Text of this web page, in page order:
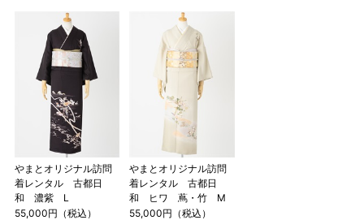
やまとオリジナル訪問
着レンタル 古都日
和 濃紫 L
55,000円（税込）
やまとオリジナル訪問
着レンタル 古都日
和 ヒワ 蔦・竹 M
55,000円（税込）